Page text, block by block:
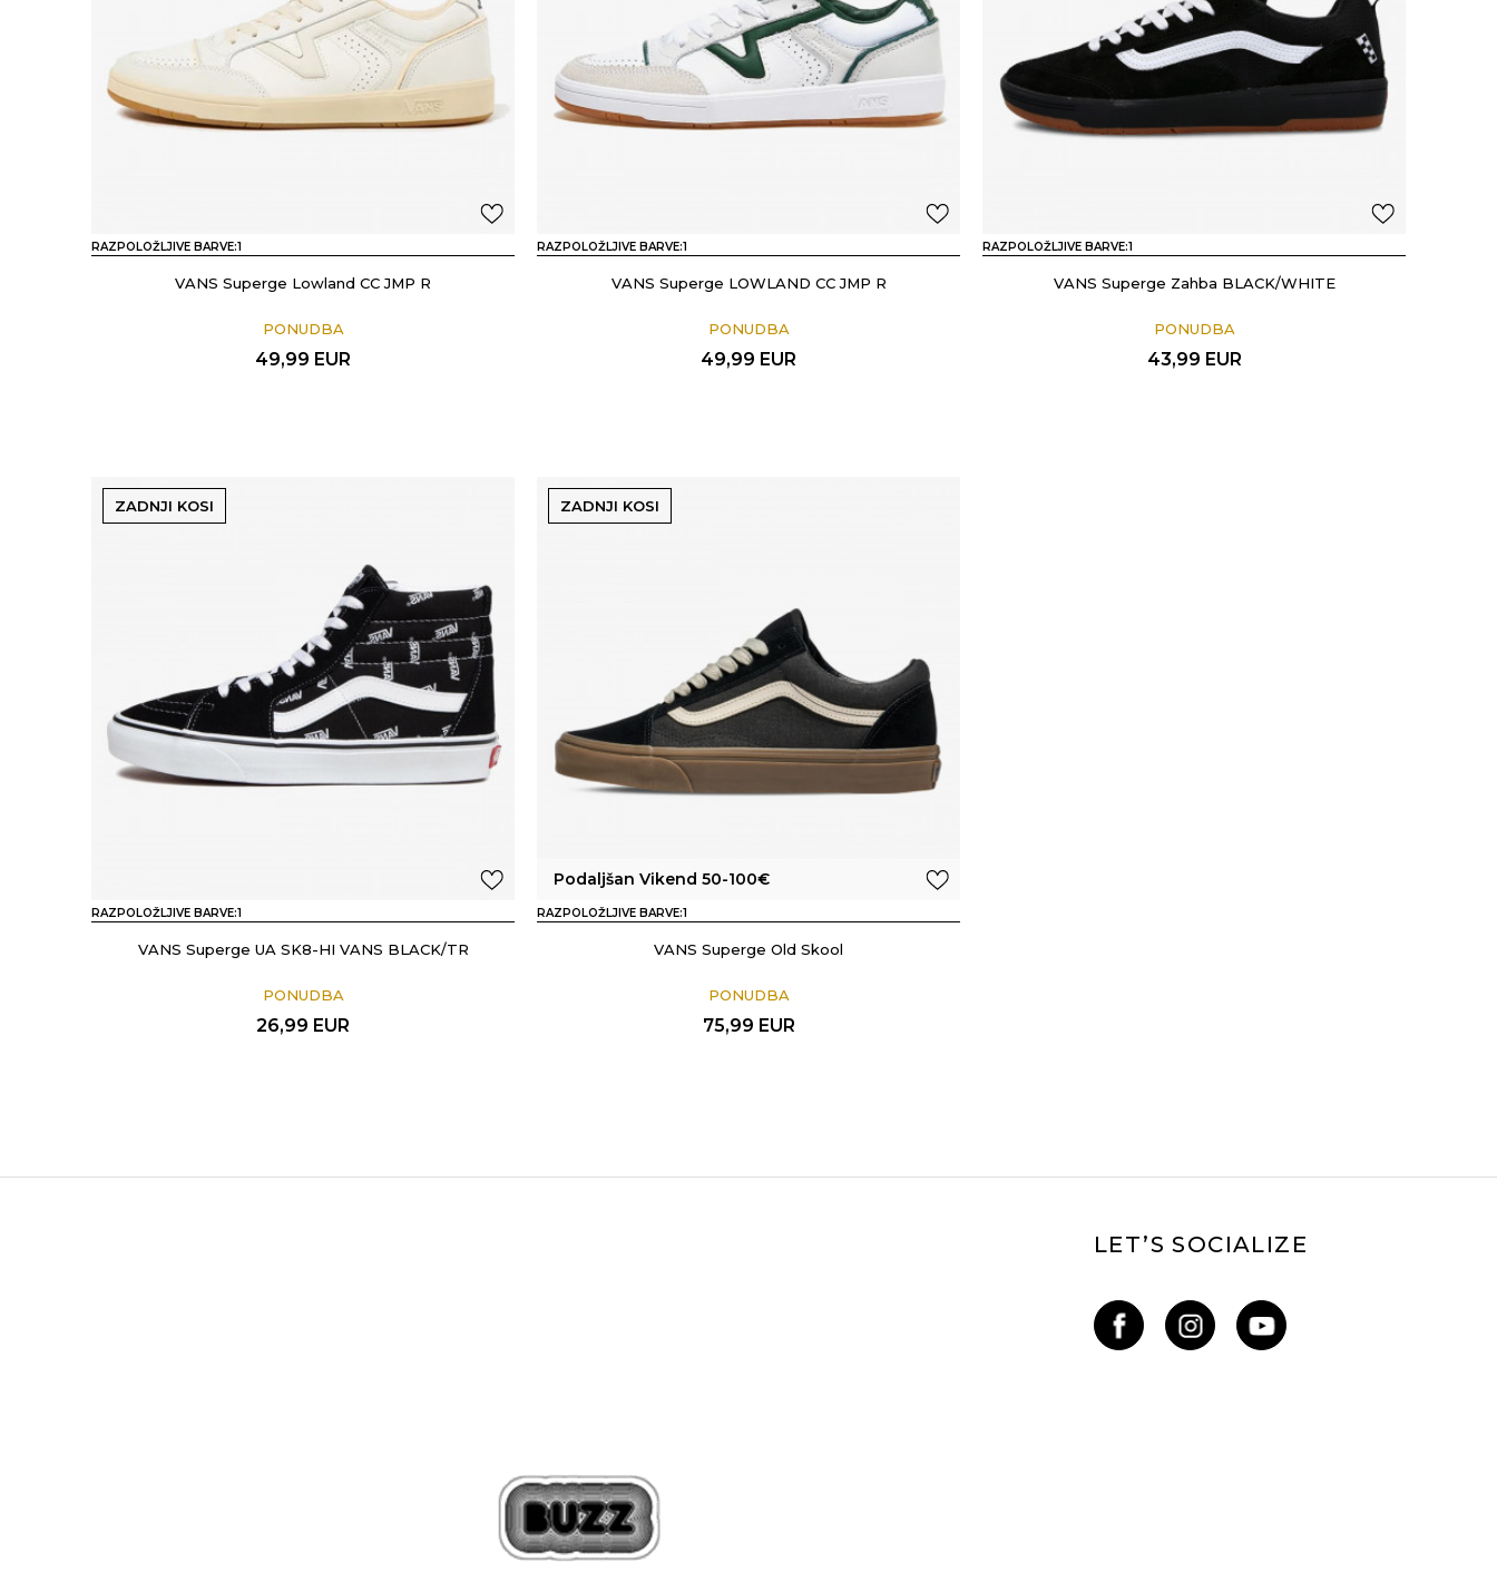
RAZPOLOŽLJIVE BARVE:1
VANS Superge Lowland CC JMP R
PONUDBA
49,99 EUR
RAZPOLOŽLJIVE BARVE:1
VANS Superge LOWLAND CC JMP R
PONUDBA
49,99 EUR
RAZPOLOŽLJIVE BARVE:1
VANS Superge Zahba BLACK/WHITE
PONUDBA
43,99 EUR
ZADNJI KOSI
RAZPOLOŽLJIVE BARVE:1
VANS Superge UA SK8-HI VANS BLACK/TR
PONUDBA
26,99 EUR
ZADNJI KOSI
Podaljšan Vikend 50-100€
RAZPOLOŽLJIVE BARVE:1
VANS Superge Old Skool
PONUDBA
75,99 EUR
LET’S SOCIALIZE